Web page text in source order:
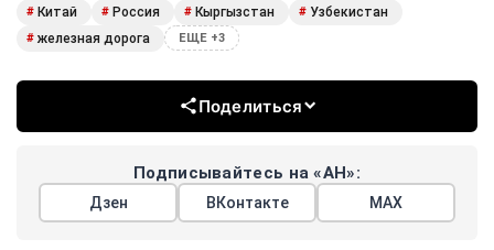
# Китай # Россия # Кыргызстан # Узбекистан
# железная дорога ЕЩЕ +3
Поделиться
Подписывайтесь на «АН»:
Дзен ВКонтакте МАХ